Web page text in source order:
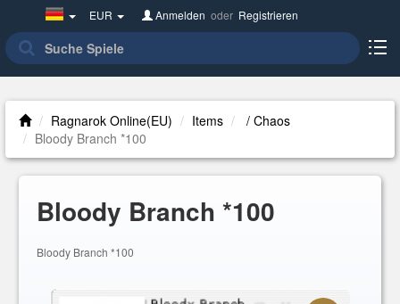
Germany(Deutsch)
EUR Anmelden oder Registrieren
Ragnarok Online(EU) Items
/ Chaos
Bloody Branch *100
Bloody Branch *100
Bloody Branch *100